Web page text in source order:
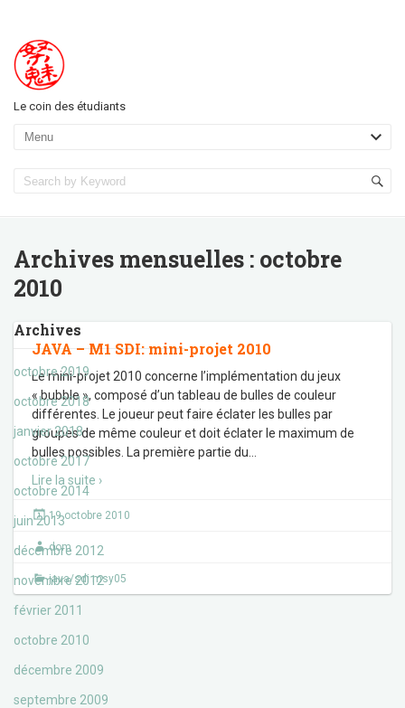
Le coin des étudiants
Archives mensuelles : octobre
2010
Archives
octobre 2019
octobre 2018
janvier 2018
octobre 2017
octobre 2014
juin 2013
décembre 2012
novembre 2012
février 2011
octobre 2010
décembre 2009
septembre 2009
JAVA – M1 SDI: mini-projet 2010
Le mini-projet 2010 concerne l’implémentation du jeux
« bubble », composé d’un tableau de bulles de couleur
différentes. Le joueur peut faire éclater les bulles par
groupes de même couleur et doit éclater le maximum de
bulles possibles. La première partie du
Lire la suite ›
19 octobre 2010
dom
java/sdi msy05